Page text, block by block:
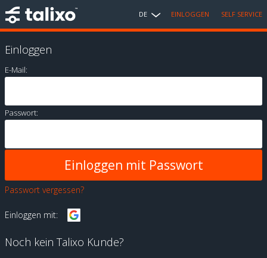
DE EINLOGGEN SELF SERVICE
Einloggen
E-Mail:
Passwort:
Passwort vergessen?
Einloggen mit:
Noch kein Talixo Kunde?